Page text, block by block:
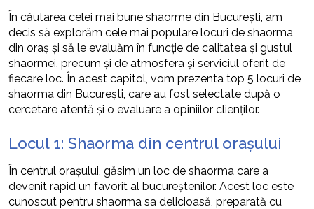
În căutarea celei mai bune shaorme din București, am
decis să explorăm cele mai populare locuri de shaorma
din oraș și să le evaluăm în funcție de calitatea și gustul
shaormei, precum și de atmosfera și serviciul oferit de
fiecare loc. În acest capitol, vom prezenta top 5 locuri de
shaorma din București, care au fost selectate după o
cercetare atentă și o evaluare a opiniilor clienților.
Locul 1: Shaorma din centrul orașului
În centrul orașului, găsim un loc de shaorma care a
devenit rapid un favorit al bucureștenilor. Acest loc este
cunoscut pentru shaorma sa delicioasă, preparată cu